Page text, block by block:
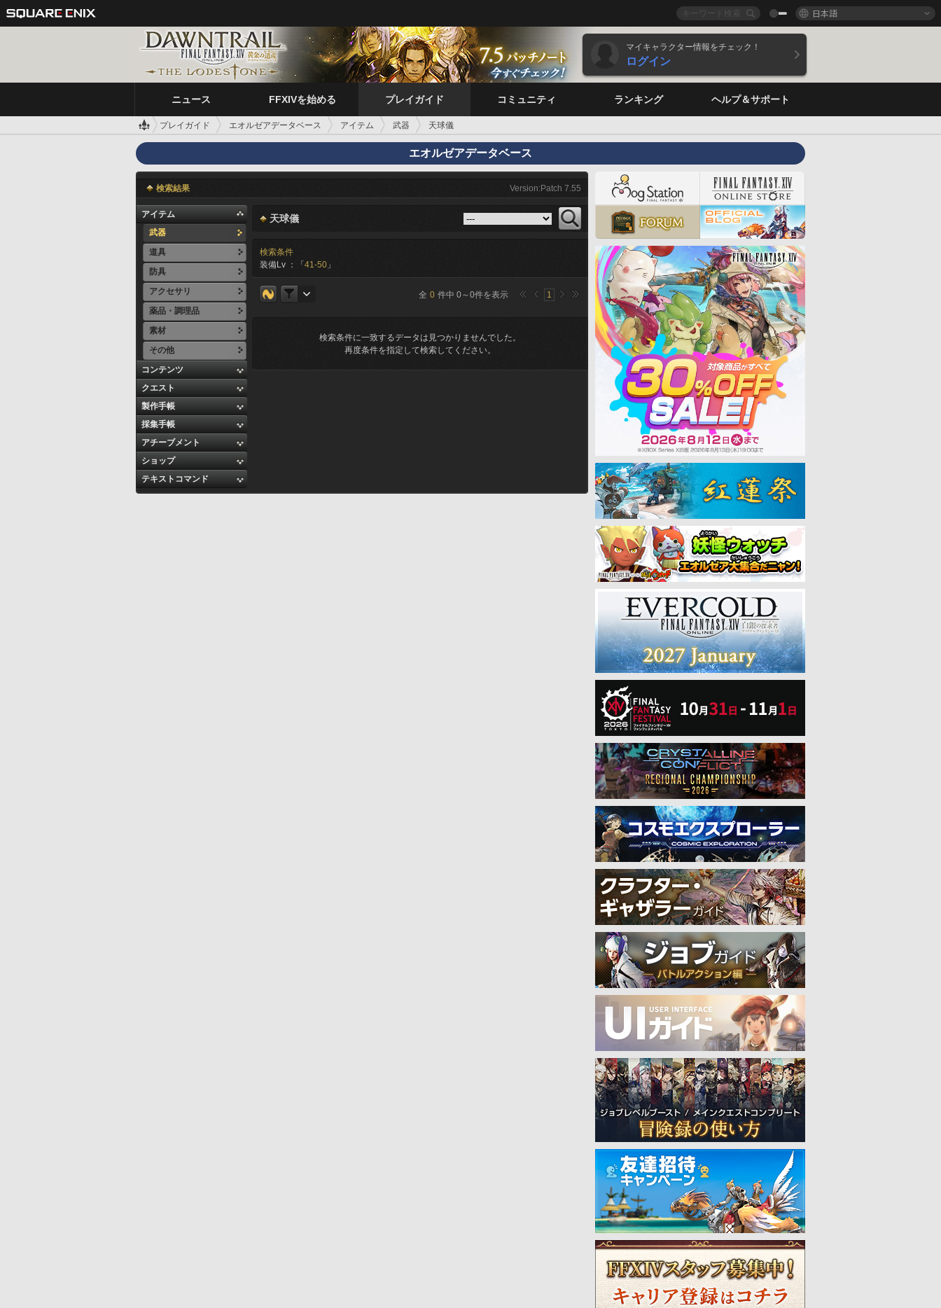
日本語
マイキャラクター情報をチェック！
ログイン
ニュース FFXIVを始める プレイガイド コミュニティ ランキング ヘルプ＆サポート
プレイガイド エオルゼアデータベース アイテム 武器 天球儀
エオルゼアデータベース
検索結果 Version:Patch 7.55
アイテム
武器
道具
防具
アクセサリ
薬品・調理品
素材
その他
コンテンツ
クエスト
製作手帳
採集手帳
アチーブメント
ショップ
テキストコマンド
天球儀
検索条件
装備Lv ：「 41-50 」
全 0 件中 0～0件を表示 1
検索条件に一致するデータは見つかりませんでした。
再度条件を指定して検索してください。